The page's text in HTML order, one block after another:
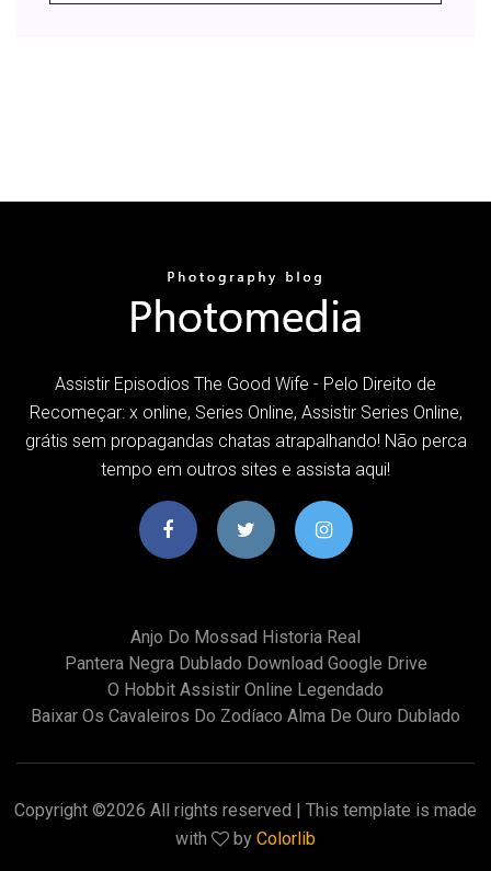
Assistir Episodios The Good Wife - Pelo Direito de
Recomeçar: x online, Series Online, Assistir Series Online,
grátis sem propagandas chatas atrapalhando! Não perca
tempo em outros sites e assista aqui!
Anjo Do Mossad Historia Real
Pantera Negra Dublado Download Google Drive
O Hobbit Assistir Online Legendado
Baixar Os Cavaleiros Do Zodíaco Alma De Ouro Dublado
Copyright ©2026 All rights reserved | This template is made
with
by Colorlib